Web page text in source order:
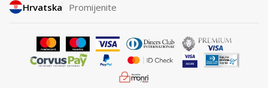
Hrvatska Promijenite